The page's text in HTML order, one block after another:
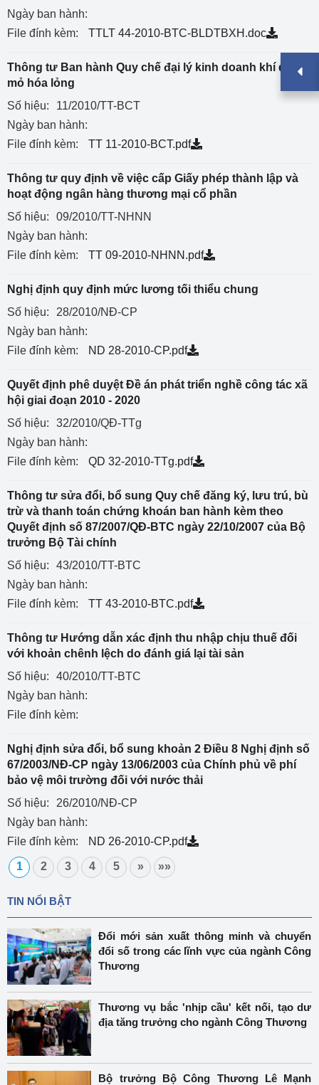
Ngày ban hành:
File đính kèm:
TTLT 44-2010-BTC-BLDTBXH.doc
Thông tư Ban hành Quy chế đại lý kinh doanh khí dầu
mỏ hóa lỏng
Số hiệu:
11/2010/TT-BCT
Ngày ban hành:
File đính kèm:
TT 11-2010-BCT.pdf
Thông tư quy định về việc cấp Giấy phép thành lập và
hoạt động ngân hàng thương mại cổ phần
Số hiệu:
09/2010/TT-NHNN
Ngày ban hành:
File đính kèm:
TT 09-2010-NHNN.pdf
Nghị định quy định mức lương tối thiểu chung
Số hiệu:
28/2010/NĐ-CP
Ngày ban hành:
File đính kèm:
ND 28-2010-CP.pdf
Quyết định phê duyệt Đề án phát triển nghề công tác xã
hội giai đoạn 2010 - 2020
Số hiệu:
32/2010/QĐ-TTg
Ngày ban hành:
File đính kèm:
QD 32-2010-TTg.pdf
Thông tư sửa đổi, bổ sung Quy chế đăng ký, lưu trú, bù
trừ và thanh toán chứng khoán ban hành kèm theo
Quyết định số 87/2007/QĐ-BTC ngày 22/10/2007 của Bộ
trưởng Bộ Tài chính
Số hiệu:
43/2010/TT-BTC
Ngày ban hành:
File đính kèm:
TT 43-2010-BTC.pdf
Thông tư Hướng dẫn xác định thu nhập chịu thuế đối
với khoản chênh lệch do đánh giá lại tài sản
Số hiệu:
40/2010/TT-BTC
Ngày ban hành:
File đính kèm:
Nghị định sửa đổi, bổ sung khoản 2 Điều 8 Nghị định số
67/2003/NĐ-CP ngày 13/06/2003 của Chính phủ về phí
bảo vệ môi trường đối với nước thải
Số hiệu:
26/2010/NĐ-CP
Ngày ban hành:
File đính kèm:
ND 26-2010-CP.pdf
1 2 3 4 5 » »»
TIN NỔI BẬT
Đổi mới sản xuất thông minh và chuyển
đổi số trong các lĩnh vực của ngành Công
Thương
Thương vụ bắc 'nhịp cầu' kết nối, tạo dư
địa tăng trưởng cho ngành Công Thương
Bộ trưởng Bộ Công Thương Lê Mạnh